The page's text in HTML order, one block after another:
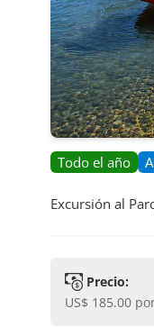
Todo el año
Excursión al
Precio:
US$ 185.00